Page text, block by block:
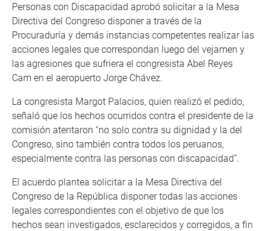
Personas con Discapacidad aprobó solicitar a la Mesa
Directiva del Congreso disponer a través de la
Procuraduría y demás instancias competentes realizar las
acciones legales que correspondan luego del vejamen y
las agresiones que sufriera el congresista Abel Reyes
Cam en el aeropuerto Jorge Chávez.
La congresista Margot Palacios, quien realizó el pedido,
señaló que los hechos ocurridos contra el presidente de la
comisión atentaron “no solo contra su dignidad y la del
Congreso, sino también contra todos los peruanos,
especialmente contra las personas con discapacidad”.
El acuerdo plantea solicitar a la Mesa Directiva del
Congreso de la República disponer todas las acciones
legales correspondientes con el objetivo de que los
hechos sean investigados, esclarecidos y corregidos, a fin